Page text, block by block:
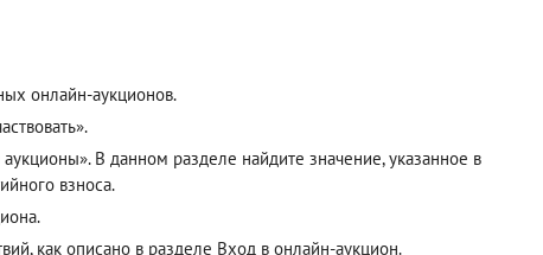
онлайн-аукционов.
В данном разделе найдите значение, указанное в
взноса.
как описано в разделе Вход в онлайн-аукцион.